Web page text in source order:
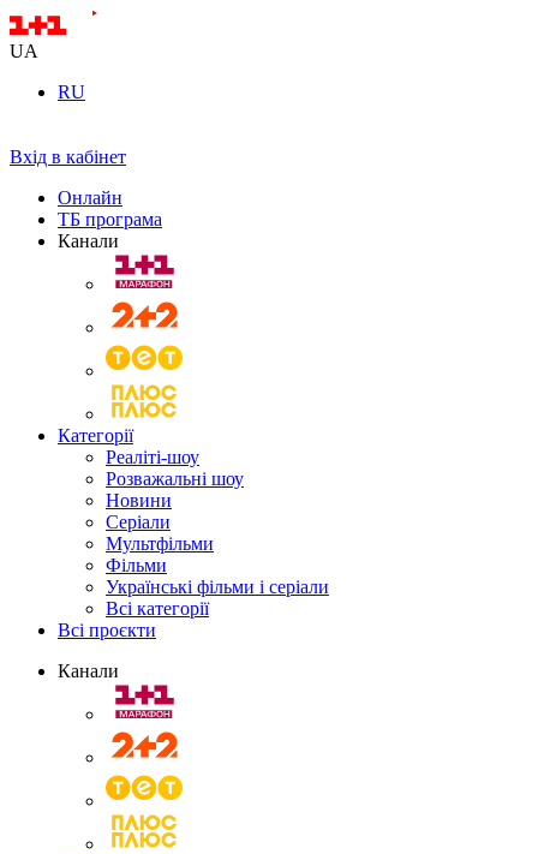
UA
RU
Вхід в кабінет
Онлайн
ТБ програма
Канали
Категорії
Реаліті-шоу
Розважальні шоу
Новини
Серіали
Мультфільми
Фільми
Українські фільми і серіали
Всі категорії
Всі проєкти
Канали